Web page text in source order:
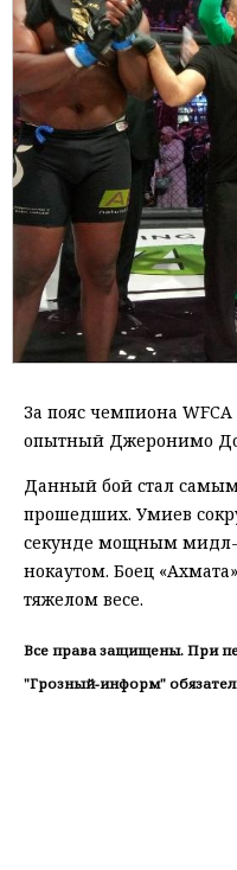
За пояс чемпиона WFCA
опытный Джеронимо
Данный бой стал
прошедших. Умиев
секунде мощным мидл-
нокаутом. Боец
тяжелом весе.
Все права защищены. При
"Грозный-информ"